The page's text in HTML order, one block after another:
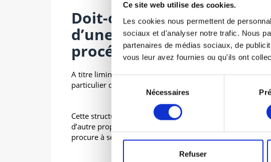
Ce site web utilise des cookies.
Les cookies nous permettent de
sociaux et d'analyser notre trafic. Nous
partenaires de médias sociaux, de
vous leur avez fournies ou qu'ils ont
consentement
Nécessaires
Refuser
Doit-on déclarer ses
d’une LLC américaine en
procéder ?
A titre liminaire, il convient de préciser que le droit
particulier qu’est la LLC.
Cette structure juridique, présente en effet des
d’autre propres aux sociétés de personnes. Elle est
procure à ses associés une responsabilité limitée à leurs